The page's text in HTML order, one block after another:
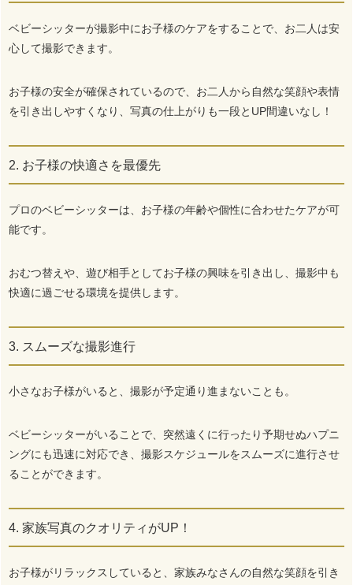
ベビーシッターが撮影中にお子様のケアをすることで、お二人は安
心して撮影できます。
お子様の安全が確保されているので、お二人から自然な笑顔や表情
を引き出しやすくなり、写真の仕上がりも一段とUP間違いなし！
2. お子様の快適さを最優先
プロのベビーシッターは、お子様の年齢や個性に合わせたケアが可
能です。
おむつ替えや、遊び相手としてお子様の興味を引き出し、撮影中も
快適に過ごせる環境を提供します。
3. スムーズな撮影進行
小さなお子様がいると、撮影が予定通り進まないことも。
ベビーシッターがいることで、突然遠くに行ったり予期せぬハプニ
ングにも迅速に対応でき、撮影スケジュールをスムーズに進行させ
ることができます。
4. 家族写真のクオリティがUP！
お子様がリラックスしていると、家族みなさんの自然な笑顔を引き